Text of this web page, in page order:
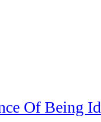
Of Being